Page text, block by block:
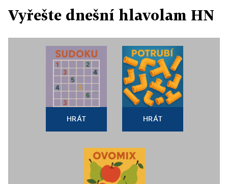
Vyřešte dnešní hlavolam HN
HRÁT HRÁT